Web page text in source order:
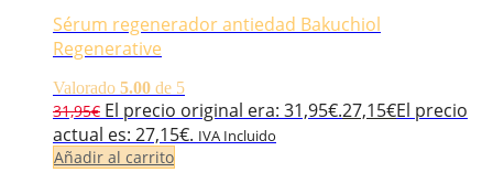
Sérum regenerador antiedad Bakuchiol
Regenerative
Valorado 5.00 de 5
31,95€ El precio original era: 31,95€.27,15€El precio
actual es: 27,15€. IVA Incluido
Añadir al carrito